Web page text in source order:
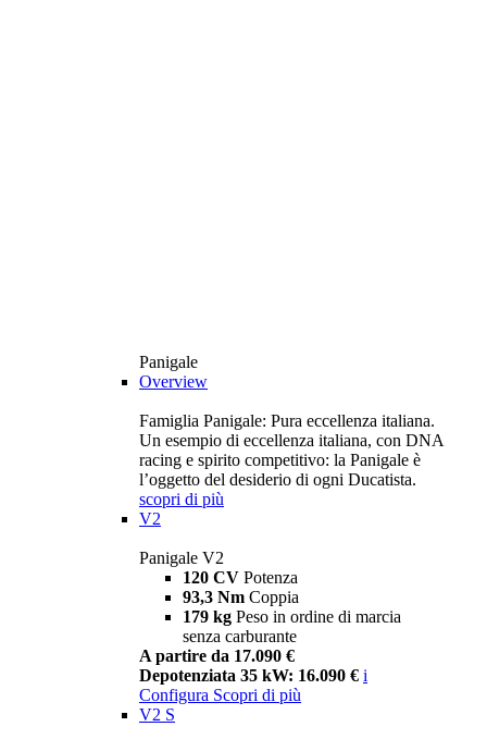
Panigale
Overview
Famiglia Panigale: Pura eccellenza italiana.
Un esempio di eccellenza italiana, con DNA
racing e spirito competitivo: la Panigale è
l’oggetto del desiderio di ogni Ducatista.
scopri di più
V2
Panigale V2
120 CV Potenza
93,3 Nm Coppia
179 kg Peso in ordine di marcia
senza carburante
A partire da 17.090 €
Depotenziata 35 kW: 16.090 € i
Configura Scopri di più
V2 S